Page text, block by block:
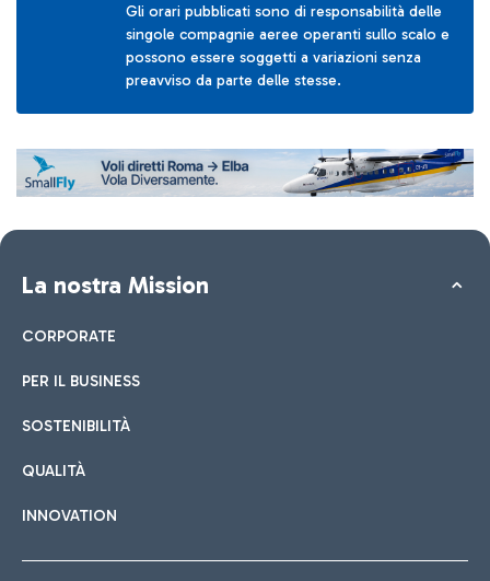
Gli orari pubblicati sono di responsabilità delle
singole compagnie aeree operanti sullo scalo e
possono essere soggetti a variazioni senza
preavviso da parte delle stesse.
La nostra Mission
CORPORATE
PER IL BUSINESS
SOSTENIBILITÀ
QUALITÀ
INNOVATION